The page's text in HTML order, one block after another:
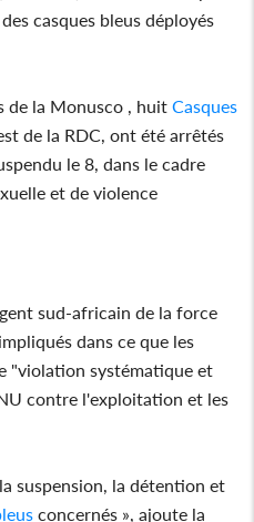
casques bleus déployés
de la Monusco , huitCasques
de la RDC, ont été arrêtés
le 8, dans le cadre
et de violence
sud-africain de la force
dans ce que les
"violation systématique et
contre l'exploitation et les
suspension, la détention et
concernés », ajoute la